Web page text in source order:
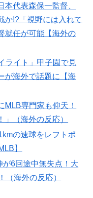
接待して買収してい
まれることに
出した当時、アメリカ
の様子がこちら…」＝
面が真っ白に「ロケッ
応】
追放され復讐に生きる
として幸せに生きるこ
？」 世界的ブームの
代表森保一監督、
か!?「視野には入れて
就任が可能【海外の
ライト」甲子園で見
が海外で話題に【海
専門家も仰天！
（海外の反応）
の速球をレフトポ
】
6回途中無失点！大
（海外の反応）